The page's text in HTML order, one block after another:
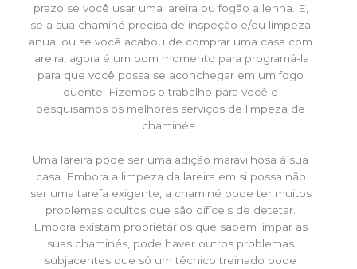
prazo se você usar uma lareira ou fogão a lenha. E,
se a sua chaminé precisa de inspeção e/ou limpeza
anual ou se você acabou de comprar uma casa com
lareira, agora é um bom momento para programá-la
para que você possa se aconchegar em um fogo
quente. Fizemos o trabalho para você e
pesquisamos os melhores serviços de limpeza de
chaminés.
Uma lareira pode ser uma adição maravilhosa à sua
casa. Embora a limpeza da lareira em si possa não
ser uma tarefa exigente, a chaminé pode ter muitos
problemas ocultos que são difíceis de detetar.
Embora existam proprietários que sabem limpar as
suas chaminés, pode haver outros problemas
subjacentes que só um técnico treinado pode